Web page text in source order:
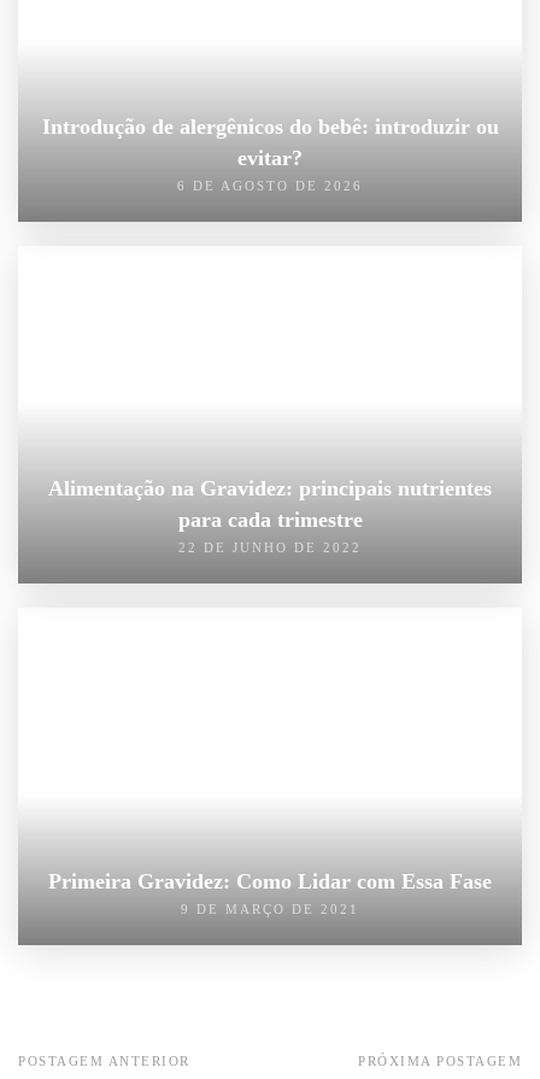
Introdução de alergênicos do bebê: introduzir ou
evitar?
6 DE AGOSTO DE 2026
Alimentação na Gravidez: principais nutrientes
para cada trimestre
22 DE JUNHO DE 2022
Primeira Gravidez: Como Lidar com Essa Fase
9 DE MARÇO DE 2021
POSTAGEM ANTERIOR PRÓXIMA POSTAGEM